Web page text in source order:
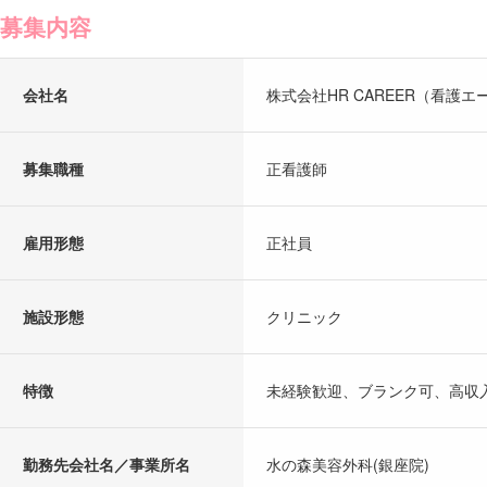
募集内容
会社名 株式会社HR CAREER（看護エー
募集職種 正看護師
雇用形態 正社員
施設形態 クリニック
特徴 未経験歓迎、ブランク可、高収
勤務先会社名／事業所名 水の森美容外科(銀座院)